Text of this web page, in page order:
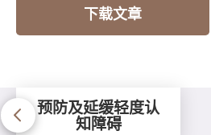
下载文章
预防及延缓轻度认
知障碍